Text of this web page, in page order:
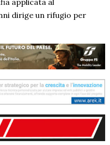
applicata al
dirige un rifugio per